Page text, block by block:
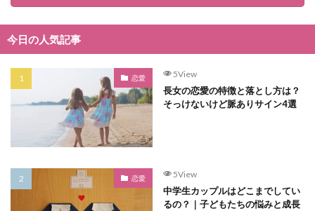
今日の人気記事
恋愛 5View
長女の恋愛の特徴と落とし方は？
そっけないけど脈ありサイン4選
恋愛 5View
中学生カップルはどこまでしてい
るの？｜子どもたちの悩みと成長